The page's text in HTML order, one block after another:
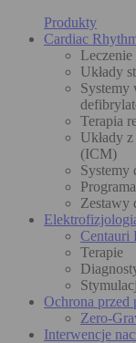
Produkty
Cardiac
Układy
Systemy
Terapia
Układy
(ICM)
Systemy
Zestawy
Centauri
Terapie
Ochrona przed
Zero-
Interwencje